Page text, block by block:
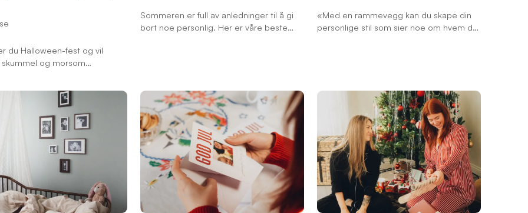
du Halloween-fest og vil
skummel og morsom
blir uforglemmelig for
Sommeren er full av anledninger til å gi
bort noe personlig. Her er våre beste
«Med en rammevegg kan du skape din
personlige stil som sier noe om hvem du